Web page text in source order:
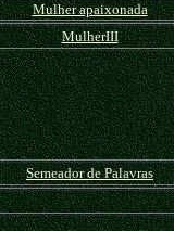
Mulher apaixonada
MulherIII
Semeador de Palavras